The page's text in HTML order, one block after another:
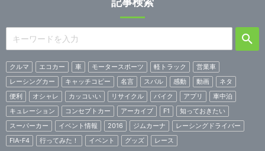
クルマ エコカー 車 モータースポーツ 軽トラック
営業車
レーシングカー
キャッチコピー 名言 スバル 感動 動画
ネタ
便利
オシャレ カッコいい リサイクル バイク アプリ
車中泊
キュレーション
コンセプトカー アーカイブ F1
知っておきたい
スーパーカー
イベント情報 2016 ジムカーナ
レーシングドライバー
FIA-F4
行ってみた！ イベント グッズ レース